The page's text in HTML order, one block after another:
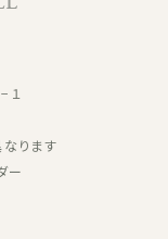
１
ります
ー